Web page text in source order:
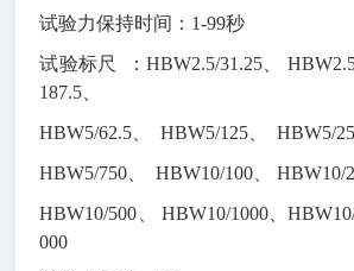
试验力保持时间：1-99秒
试验标尺 ：HBW2.5/31.25、
187.5、
HBW5/62.5、 HBW5/125、 HBW5/
HBW5/750、 HBW10/100、 HBW10/
HBW10/500、 HBW10/1000、
000